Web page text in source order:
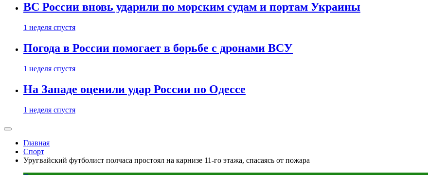
ВС России вновь ударили по морским судам и портам Украины
1 неделя спустя
Погода в России помогает в борьбе с дронами ВСУ
1 неделя спустя
На Западе оценили удар России по Одессе
1 неделя спустя
Главная
Спорт
Уругвайский футболист полчаса простоял на карнизе 11-го этажа, спасаясь от пожара